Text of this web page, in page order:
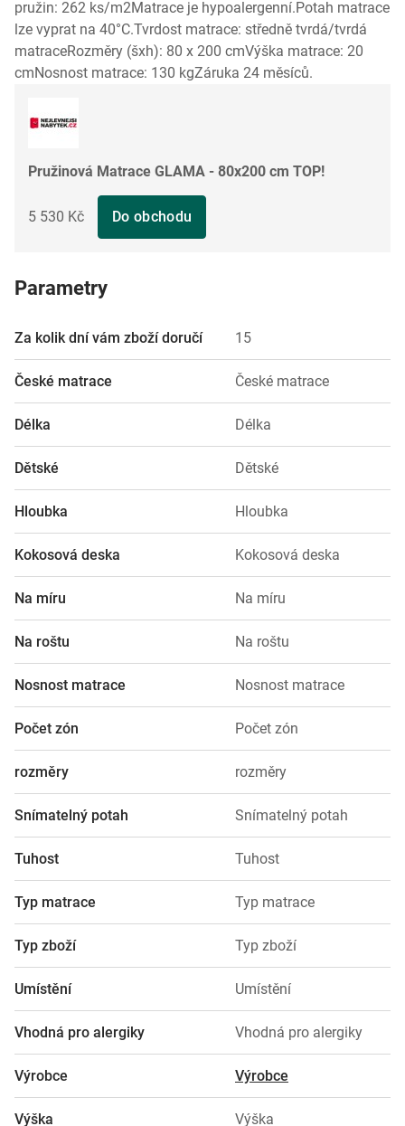
pružin: 262 ks/m2Matrace je hypoalergenní.Potah matrace
lze vyprat na 40°C.Tvrdost matrace: středně tvrdá/tvrdá
matraceRozměry (šxh): 80 x 200 cmVýška matrace: 20
cmNosnost matrace: 130 kgZáruka 24 měsíců.
Pružinová Matrace GLAMA - 80x200 cm TOP!
5 530 Kč Do obchodu
Parametry
Za kolik dní vám zboží doručí 15
České matrace České matrace
Délka Délka
Dětské Dětské
Hloubka Hloubka
Kokosová deska Kokosová deska
Na míru Na míru
Na roštu Na roštu
Nosnost matrace Nosnost matrace
Počet zón Počet zón
rozměry rozměry
Snímatelný potah Snímatelný potah
Tuhost Tuhost
Typ matrace Typ matrace
Typ zboží Typ zboží
Umístění Umístění
Vhodná pro alergiky Vhodná pro alergiky
Výrobce Výrobce
Výška Výška